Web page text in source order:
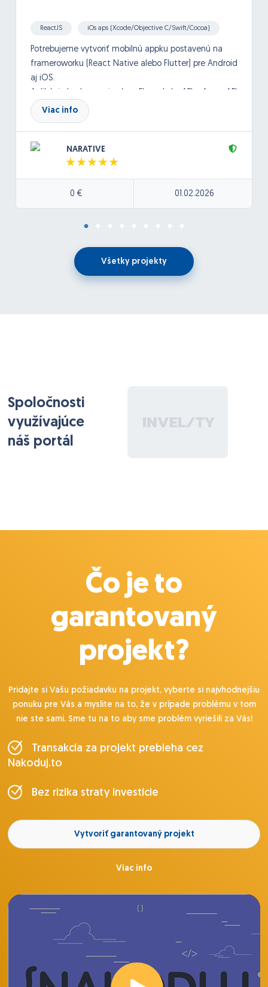
ReactJS iOs aps (Xcode/Objective C/Swift/Cocoa)
Android API, Google API and others
Potrebujeme vytvoriť mobilnú appku postavenú na
frameroworku (React Native alebo Flutter) pre Android
aj iOS.
- OpenAI.
Databáza: NoSQL databáza
(Azure).
následne bude dať generovať ako zvuková nahrávka
bude ukladať do DB.
Viac info
NARATIVE
0 € 01.02.2026
Všetky projekty
Spoločnosti
využívajúce
náš portál
Čo je to
garantovaný
projekt?
Pridajte si Vašu požiadavku na projekt, vyberte si najvhodnejšiu
ponuku pre Vás a myslite na to, že v prípade problému v tom
nie ste sami. Sme tu na to aby sme problém vyriešili za Vás!
Transakcia za projekt prebieha cez
Nakoduj.to
Bez rizika straty investície
Vytvoriť garantovaný projekt
Viac info